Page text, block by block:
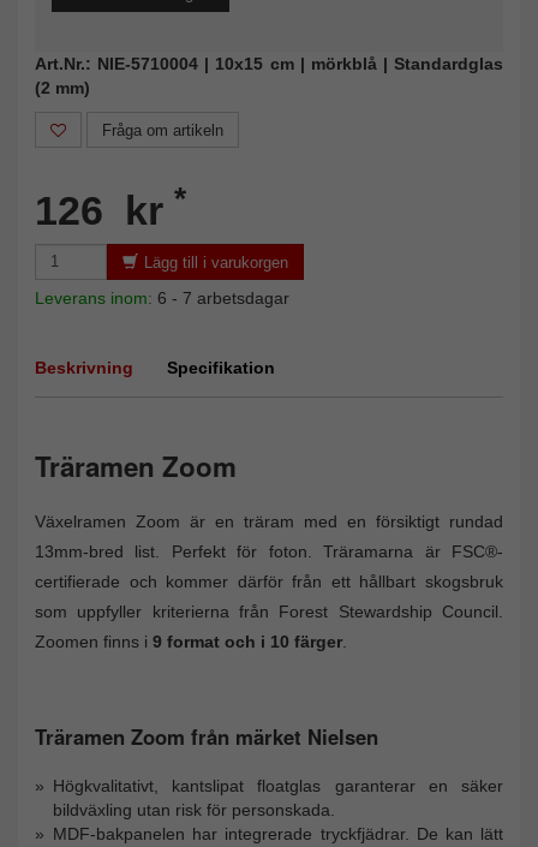
Art.Nr.: NIE-5710004 | 10x15 cm | mörkblå | Standardglas
(2 mm)
Fråga om artikeln
126 kr *
Lägg till i varukorgen
Leverans inom: 6 - 7 arbetsdagar
Beskrivning Specifikation
Träramen Zoom
Växelramen Zoom är en träram med en försiktigt rundad
13mm-bred list. Perfekt för foton. Träramarna är FSC®-
certifierade och kommer därför från ett hållbart skogsbruk
som uppfyller kriterierna från Forest Stewardship Council.
Zoomen finns i 9 format och i 10 färger
Träramen Zoom från märket Nielsen
Högkvalitativt, kantslipat floatglas garanterar en säker
bildväxling utan risk för personskada.
MDF-bakpanelen har integrerade tryckfjädrar. De kan lätt